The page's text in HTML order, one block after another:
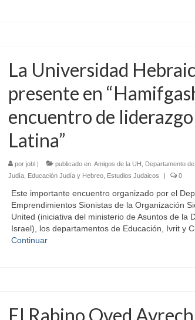
La Universidad
presente en
encuentro de
Latina”
por jobl| publicado en: Amigos de la UH Departamento
Judía, Educación Judía y Hebreo, Estudios Judaicos | 0
Este importante encuentro organizado por el
Emprendimientos Sionistas de la Organización
United (iniciativa del ministerio de Asuntos de la
Israel), los departamentos de Educación, Ivrit y
Continuar
El Rabino Oved Avrech,